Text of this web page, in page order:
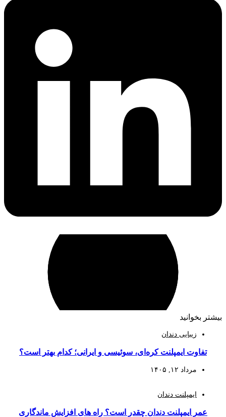
بیشتر بخوانید
زیبایی دندان
تفاوت ایمپلنت کره‌ای، سوئیسی و ایرانی؛ کدام بهتر است؟
مرداد ۱۲, ۱۴۰۵
ایمپلنت دندان
عمر ایمپلنت دندان چقدر است؟ راه‌ های افزایش ماندگاری